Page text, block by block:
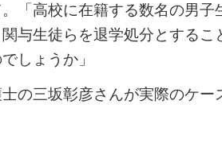
「高校に在籍する数名の男子
与生徒らを退学処分とするこ
しょうか」
の三坂彰彦さんが実際のケー